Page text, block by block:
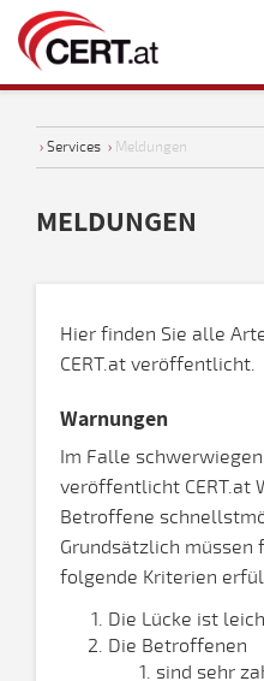
› Services › Meldungen
MELDUNGEN
Hier finden Sie alle
CERT.at veröffentlicht.
Warnungen
Im Falle
veröffentlicht CERT.at
Betroffene
Grundsätzlich müssen
folgende Kriterien
Die Lücke ist
Die Betroffenen
sind sehr